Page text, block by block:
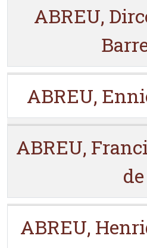
ABREU,
ABREU,
ABREU,
de
ABREU,